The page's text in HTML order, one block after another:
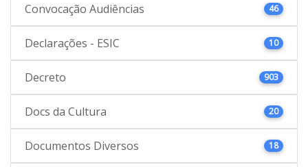
Convocação Audiências 46
Declarações - ESIC 10
Decreto 903
Docs da Cultura 20
Documentos Diversos 18